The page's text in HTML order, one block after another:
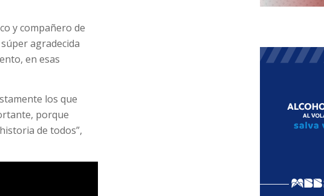
y compañero de
agradecida
en esas
los que
porque
de todos”,